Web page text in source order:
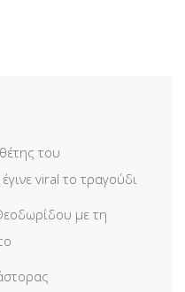
του
viral το τραγούδι
με τη